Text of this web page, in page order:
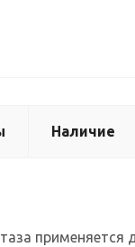
Наличие